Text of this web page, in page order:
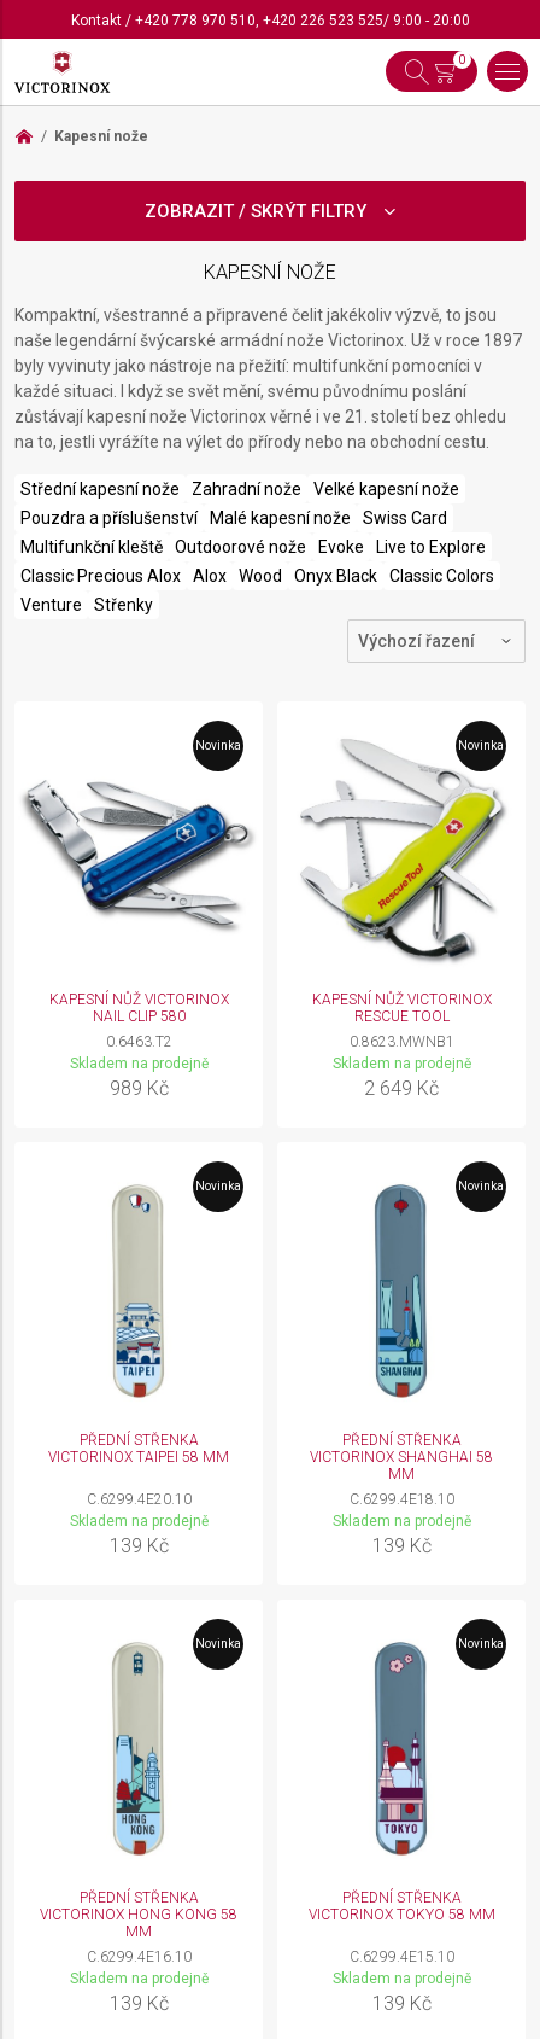
Kontakt/ +420 778 970 510, +420 226 523 525/ 9:00 - 20:00
0
Kapesní nože
ZOBRAZIT / SKRÝT FILTRY
KAPESNÍ NOŽE
Kompaktní, všestranné a připravené čelit jakékoliv výzvě, to jsou
naše legendární švýcarské armádní nože Victorinox. Už v roce 1897
byly vyvinuty jako nástroje na přežití: multifunkční pomocníci v
každé situaci. I když se svět mění, svému původnímu poslání
zůstávají kapesní nože Victorinox věrné i ve 21. století bez ohledu
na to, jestli vyrážíte na výlet do přírody nebo na obchodní cestu.
Střední kapesní nože Zahradní nože
Velké kapesní nože
Pouzdra a příslušenství
Malé kapesní nože
Swiss Card
Multifunkční kleště
Outdoorové nože Evoke
Live to Explore
Classic Precious Alox
Alox Wood Onyx Black
Classic Colors
Venture
Střenky
Novinka
KAPESNÍ NŮŽ VICTORINOX
NAIL CLIP 580
0.6463.T2
Skladem na prodejně
989 Kč
Novinka
KAPESNÍ NŮŽ VICTORINOX
RESCUE TOOL
0.8623.MWNB1
Skladem na prodejně
2 649 Kč
Novinka
PŘEDNÍ STŘENKA
VICTORINOX TAIPEI 58 MM
C.6299.4E20.10
Skladem na prodejně
139 Kč
Novinka
PŘEDNÍ STŘENKA
VICTORINOX SHANGHAI 58
MM
C.6299.4E18.10
Skladem na prodejně
139 Kč
Novinka
PŘEDNÍ STŘENKA
VICTORINOX HONG KONG 58
MM
C.6299.4E16.10
Skladem na prodejně
139 Kč
Novinka
PŘEDNÍ STŘENKA
VICTORINOX TOKYO 58 MM
C.6299.4E15.10
Skladem na prodejně
139 Kč